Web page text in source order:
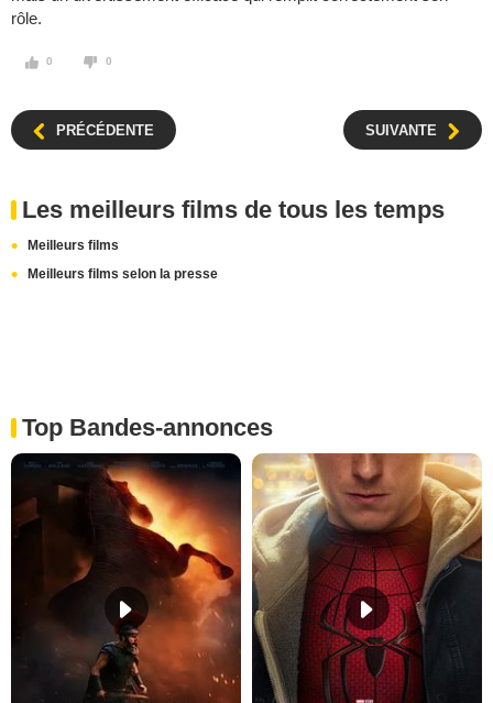
rôle.
0 0
PRÉCÉDENTE SUIVANTE
Les meilleurs films de tous les temps
Meilleurs films
Meilleurs films selon la presse
Top Bandes-annonces